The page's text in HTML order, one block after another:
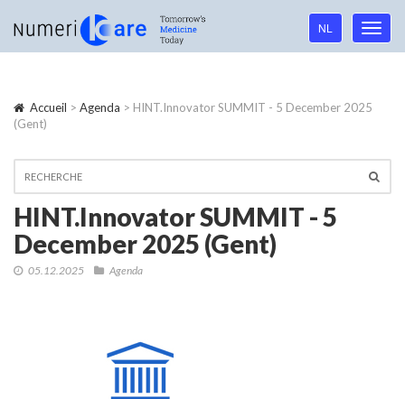
Language
navigation
NL
Accueil > Agenda > HINT.Innovator SUMMIT - 5 December 2025
(Gent)
HINT.Innovator SUMMIT - 5
December 2025 (Gent)
05.12.2025 Agenda